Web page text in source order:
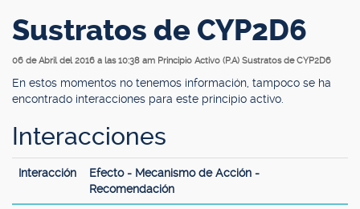
Sustratos de CYP2D6
06 de Abril del 2016 a las 10:38 am Principio Activo (P.A) Sustratos de CYP2D6
En estos momentos no tenemos información, tampoco se ha
encontrado interacciones para este principio activo.
Interacciones
Interacción
Efecto - Mecanismo de Acción -
Recomendación